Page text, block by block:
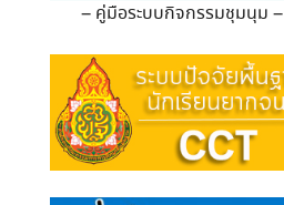
– คู่มือระบบกิจกรรมชุมนุม –